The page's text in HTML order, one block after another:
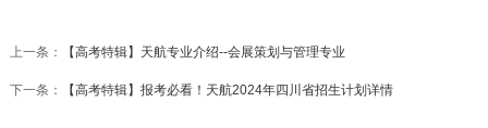
上一条： 【高考特辑】天航专业介绍--会展策划与管理专业
下一条： 【高考特辑】报考必看！天航2024年四川省招生计划详情